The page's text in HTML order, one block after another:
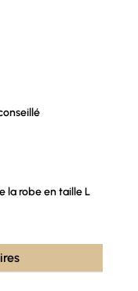
la robe en taille L